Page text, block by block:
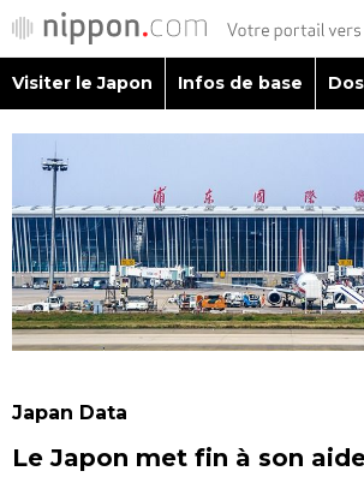
Visiter le Japon
Infos de base
Visiter le Japon Infos de base
Japan Data
Le Japon met fin à son